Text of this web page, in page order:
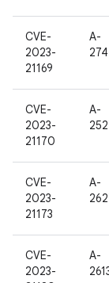
CVE-
2023-
21169
A-
CVE-
2023-
21170
A-
CVE-
2023-
21173
A-
CVE-
2023-
A-